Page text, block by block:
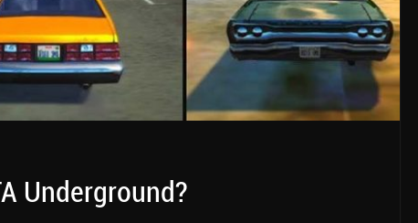
Underground?